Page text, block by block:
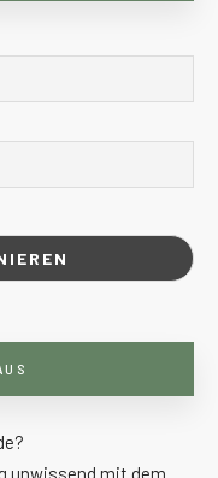
unwissend mit dem